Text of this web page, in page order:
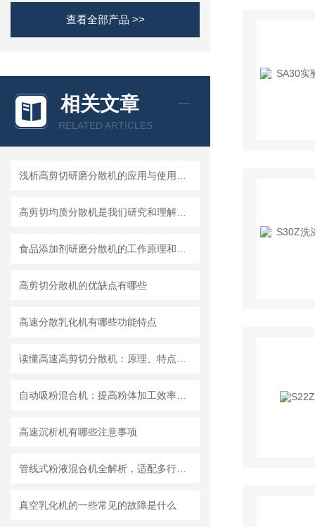
查看全部产品 >>
相关文章
RELATED ARTICLES
高剪切分散机的优缺点有哪些
高速分散乳化机有哪些功能特点
高速沉析机有哪些注意事项
真空乳化机的一些常见的故障是什么